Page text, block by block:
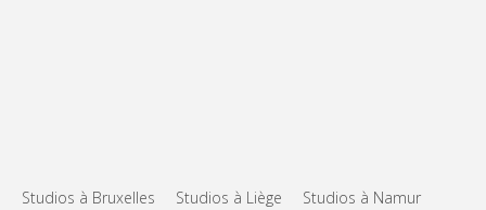
Studios à Bruxelles Studios à Liège
Studios à Namur